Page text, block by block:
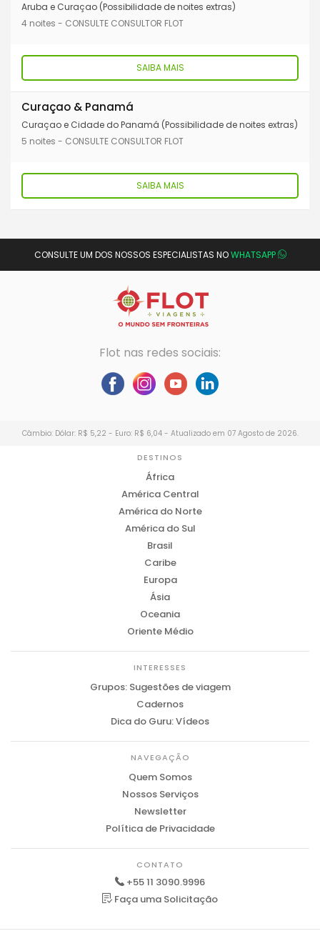
Aruba e Curaçao (Possibilidade de noites extras)
4 noites - CONSULTE CONSULTOR FLOT
SAIBA MAIS
Curaçao & Panamá
Curaçao e Cidade do Panamá (Possibilidade de noites extras)
5 noites - CONSULTE CONSULTOR FLOT
SAIBA MAIS
CONSULTE UM DOS NOSSOS ESPECIALISTAS NOWHATSAPP
Flot nas redes sociais:
Câmbio: Dólar: R$ 5,22 - Euro: R$ 6,04 - Atualizado em 07 Agosto de 2026.
DESTINOS
África
América Central
América do Norte
América do Sul
Brasil
Caribe
Europa
Ásia
Oceania
Oriente Médio
INTERESSES
Grupos: Sugestões de viagem
Cadernos
Dica do Guru: Vídeos
NAVEGAÇÃO
Quem Somos
Nossos Serviços
Newsletter
Política de Privacidade
CONTATO
+55 11 3090.9996
Faça uma Solicitação